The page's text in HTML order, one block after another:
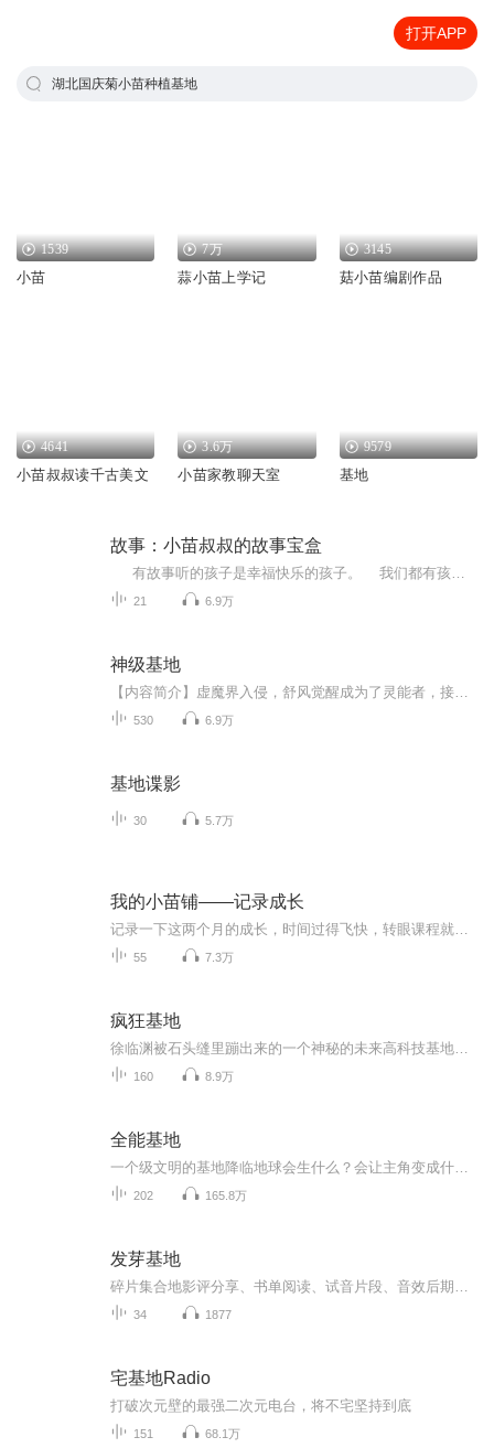
打开APP
湖北国庆菊小苗种植基地
1539
小苗
7万
蒜小苗上学记
3145
菇小苗编剧作品
4641
小苗叔叔读千古美文
3.6万
小苗家教聊天室
9579
基地
故事：小苗叔叔的故事宝盒
21 6.9万
神级基地
530 6.9万
基地谍影
30 5.7万
我的小苗铺——记录成长
55 7.3万
疯狂基地
160 8.9万
全能基地
202 165.8万
发芽基地
34 1877
宅基地Radio
打破次元壁的最强二次元电台，将不宅坚持到底
151 68.1万